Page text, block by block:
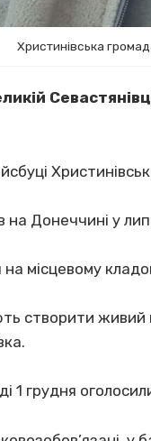
Христинівська
на Донеччині у
місцевому
створити живий
1 грудня